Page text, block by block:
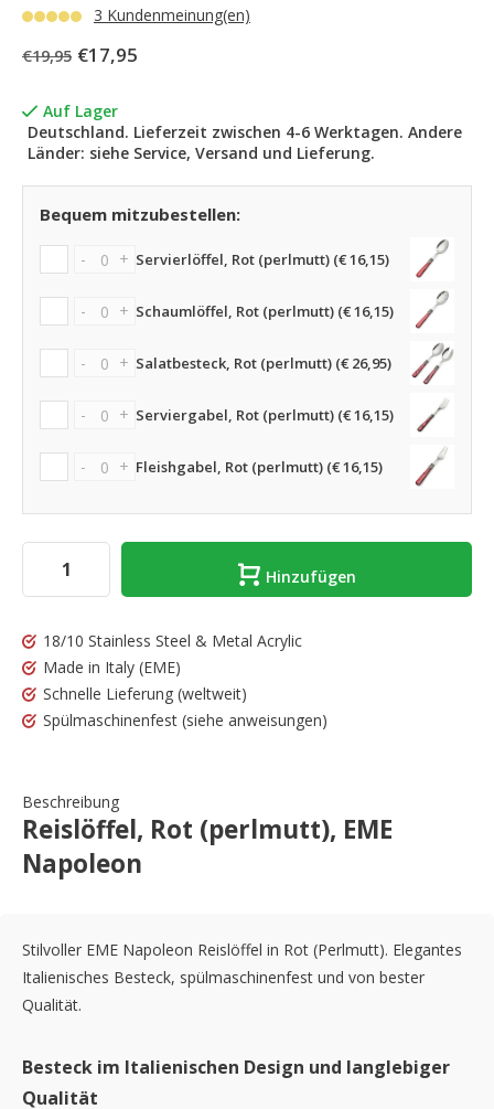
3 Kundenmeinung(en)
€19,95 €17,95
Auf Lager
Deutschland. Lieferzeit zwischen 4-6 Werktagen. Andere
Länder: siehe Service, Versand und Lieferung.
Bequem mitzubestellen:
- + Servierlöffel, Rot (perlmutt) (€ 16,15)
- + Schaumlöffel, Rot (perlmutt) (€ 16,15)
- + Salatbesteck, Rot (perlmutt) (€ 26,95)
- + Serviergabel, Rot (perlmutt) (€ 16,15)
- + Fleishgabel, Rot (perlmutt) (€ 16,15)
Hinzufügen
18/10 Stainless Steel & Metal Acrylic
Made in Italy (EME)
Schnelle Lieferung (weltweit)
Spülmaschinenfest (siehe anweisungen)
Beschreibung
Reislöffel, Rot (perlmutt), EME
Napoleon
Stilvoller EME Napoleon Reislöffel in Rot (Perlmutt). Elegantes
Italienisches Besteck, spülmaschinenfest und von bester
Qualität.
Besteck im Italienischen Design und langlebiger
Qualität